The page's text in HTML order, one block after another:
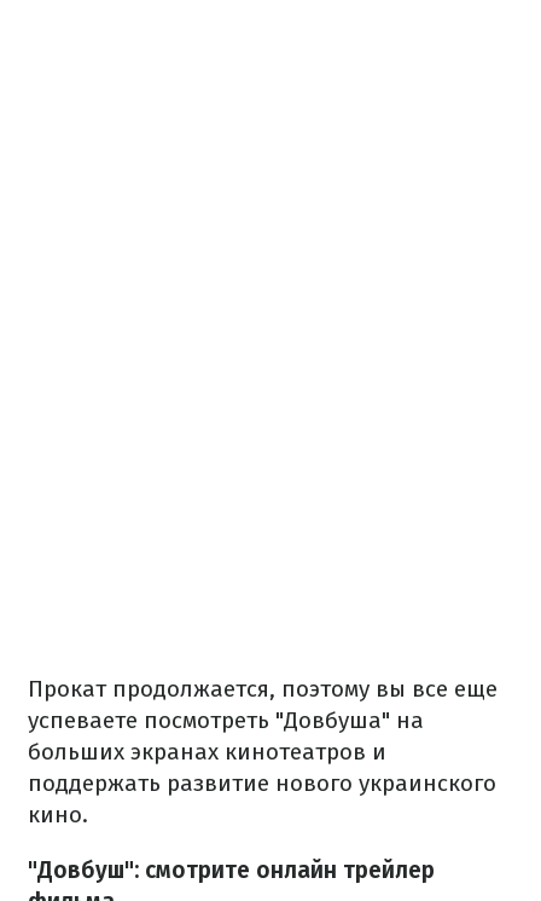
Прокат продолжается, поэтому вы все еще
успеваете посмотреть "Довбуша" на
больших экранах кинотеатров и
поддержать развитие нового украинского
кино.
"Довбуш": смотрите онлайн трейлер